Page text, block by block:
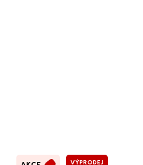
VÝPRODEJ